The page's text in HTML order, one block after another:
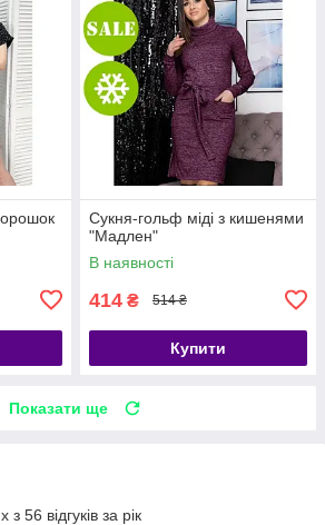
Сукня-гольф міді з кишенями
"Мадлен"
В наявності
414 ₴ 514 ₴
Купити
Показати ще
56 відгуків за рік